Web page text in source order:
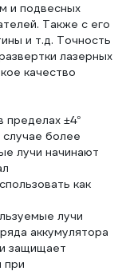
и подвесных
Также с его
и т.д. Точность
лазерных
качество
пределах ±4°
более
лучи начинают
как
лучи
аккумулятора
защищает
при